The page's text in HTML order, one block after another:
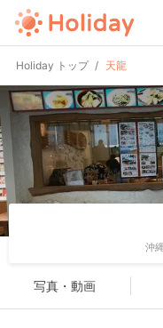
Holiday トップ 天龍
沖
写真・動画